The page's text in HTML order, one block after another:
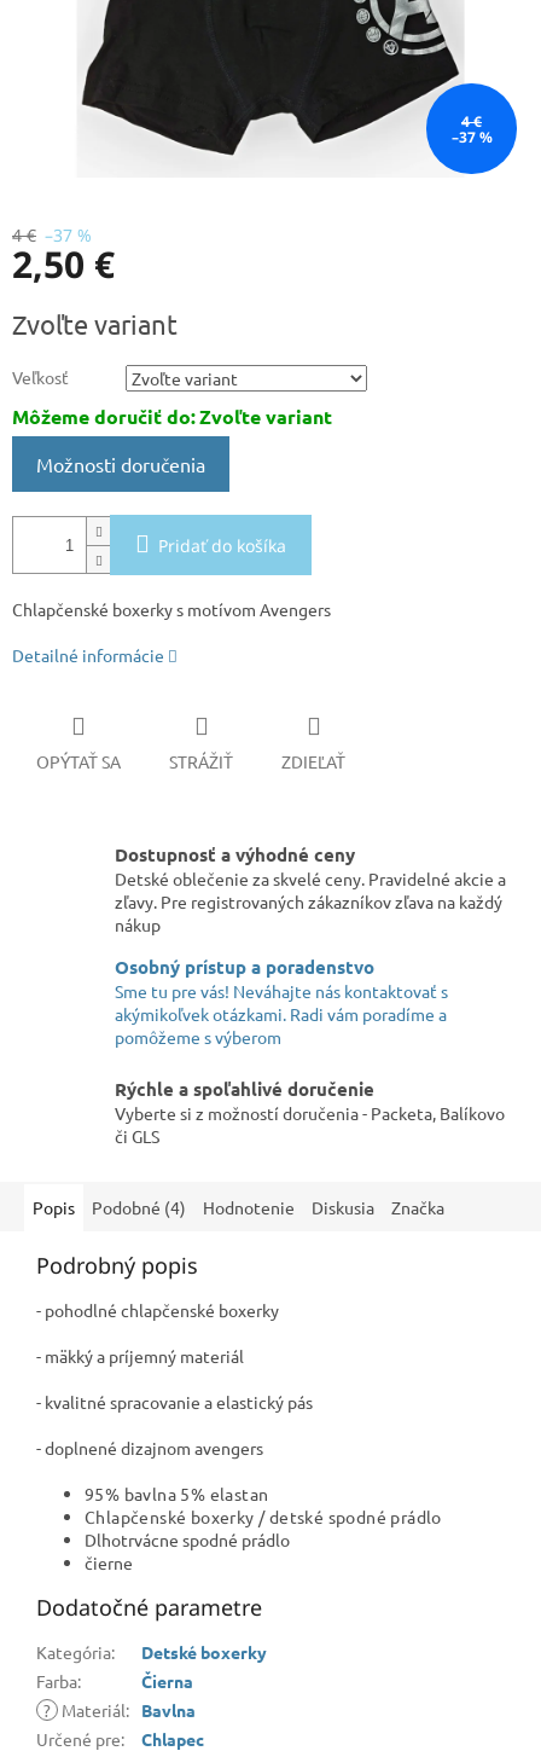
4 €
–37 %
4 € –37 %
2,50 €
cena:
Zvoľte variant
Veľkosť
Môžeme doručiť do:Zvoľte variant
Možnosti doručenia
Pridať do košíka
Chlapčenské boxerky s motívom Avengers
Detailné informácie
OPÝTAŤ SA STRÁŽIŤ ZDIEĽAŤ
Dostupnosť a výhodné ceny
Detské oblečenie za skvelé ceny. Pravidelné akcie a
zľavy. Pre registrovaných zákazníkov zľava na každý
nákup
Osobný prístup a poradenstvo
Sme tu pre vás! Neváhajte nás kontaktovať s
akýmikoľvek otázkami. Radi vám poradíme a
pomôžeme s výberom
Rýchle a spoľahlivé doručenie
Vyberte si z možností doručenia - Packeta, Balíkovo
či GLS
Popis Podobné (4) Hodnotenie Diskusia Značka
Podrobný popis
- pohodlné chlapčenské boxerky
- mäkký a príjemný materiál
- kvalitné spracovanie a elastický pás
- doplnené dizajnom avengers
95% bavlna 5% elastan
Chlapčenské boxerky / detské spodné prádlo
Dlhotrvácne spodné prádlo
čierne
Dodatočné parametre
Kategória:
Detské boxerky
Farba:
Čierna
? Materiál:
Bavlna
Určené pre: Chlapec